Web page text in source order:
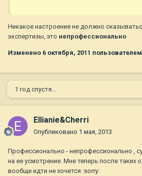
Никакое настроение не должно
экспертизы, это непрофессионально
Изменено 6 октября, 2011
1 год спустя...
Ellianie&Cherri
Опубликовано 1 мая, 2013
Профессионально - непрофессионально ,
на ее усмотрение. Мне теперь после таких
вообще идти не хочется :sorry: